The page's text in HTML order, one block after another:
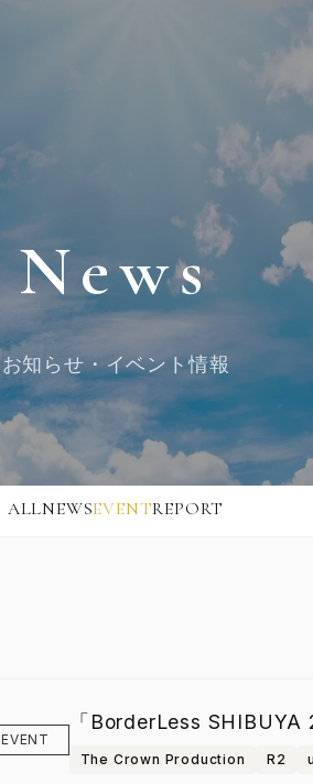
News
お知らせ・イベント情報
ALLNEWSEVENTREPORT
EVENT
「BorderLess
The Crown Production R2